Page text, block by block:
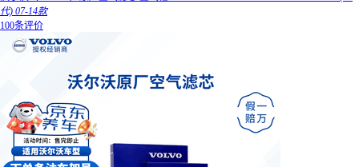
代) 07-14款
100条评价